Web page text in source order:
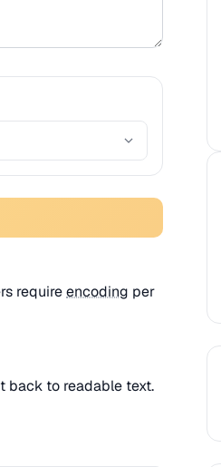
requireencoding per
back to readable text.